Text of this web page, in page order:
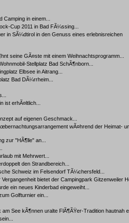
in einem...
Cup 2011 in Bad FÃ¼ssing...
in SÃ¼dtirol in den Genuss eines erlebnisreichen
seine GÃ¤ste mit einem Weihnachtsprogramm...
Stellplatz Bad SchÃ¶nborn...
Elbsee in Aitrang...
Bad DÃ¼rrheim...
ist erhÃ¤ltlich...
auf eigenen Geschmack...
wÃ¤hrend der Heimat-
zur "HÃ¶lle" an...
mit Mehrwert...
den Strandbereich...
Schweiz im Felsendorf TÃ¼chersfeld...
bietet der Campingpark Gitzenweiler
ein neues Kinderbad eingeweiht...
Golfturnier ein...
See kÃ¶nnen uralte FlÃ¶ÃŸer-Tradition hautnah